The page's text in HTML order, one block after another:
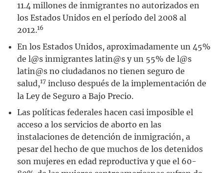
11.4 millones de inmigrantes no autorizados en
los Estados Unidos en el período del 2008 al
2012.16
En los Estados Unidos, aproximadamente un 45%
de l@s inmigrantes latin@s y un 55% de l@s
latin@s no ciudadanos no tienen seguro de
salud,17 incluso después de la implementación de
la Ley de Seguro a Bajo Precio.
Las políticas federales hacen casi imposible el
acceso a los servicios de aborto en las
instalaciones de detención de inmigración, a
pesar del hecho de que muchos de los detenidos
son mujeres en edad reproductiva y que el 60-